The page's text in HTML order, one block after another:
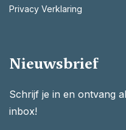
Privacy Verklaring
Nieuwsbrief
Schrijf je in en ontvang
inbox!